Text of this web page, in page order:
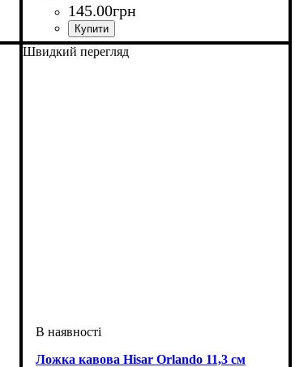
145.00грн
Швидкий перегляд
Ложка кавова Hisar Orlando 11,3 см